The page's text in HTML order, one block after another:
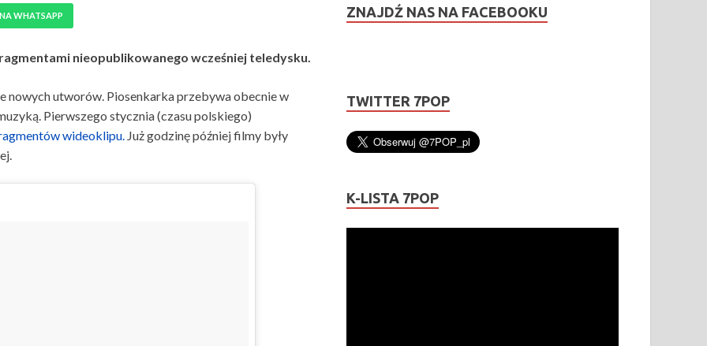
WHATSAPP
nieopublikowanego wcześniej teledysku.
nowych utworów. Piosenkarka przebywa obecnie w
Pierwszego stycznia (czasu polskiego)
wideoklipu. Już godzinę później filmy były
ZNAJDŹ NAS NA FACEBOOKU
TWITTER 7POP
K-LISTA 7POP